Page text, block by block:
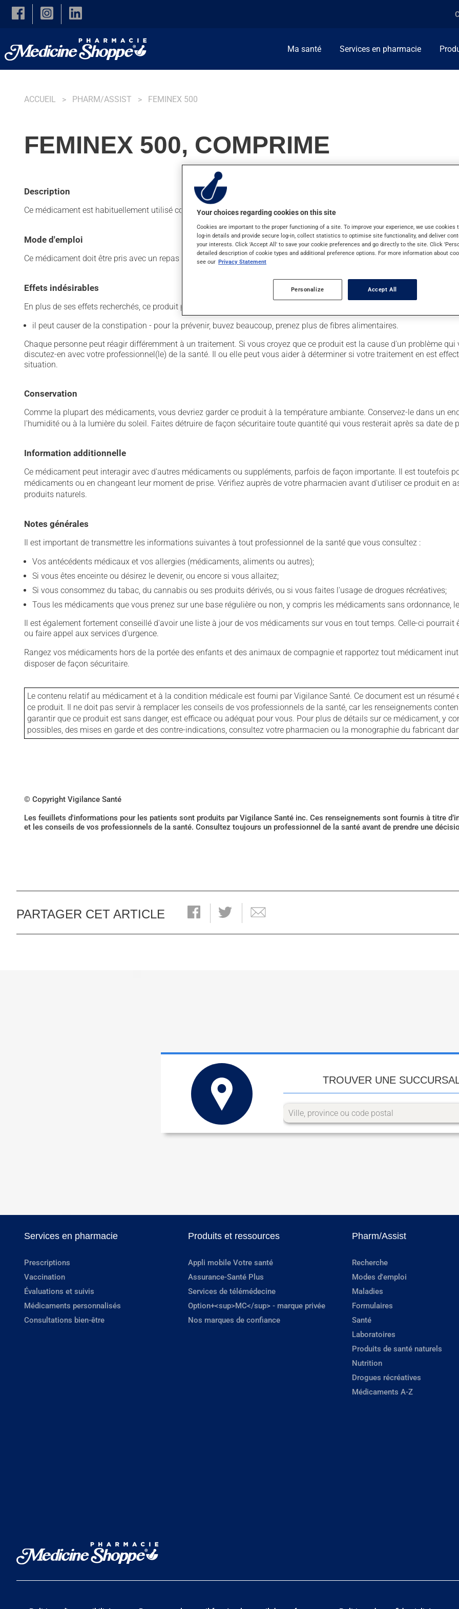
Skip to main content
Ma santé Services en pharmacie
ACCUEIL PHARM/ASSIST FEMINEX 500
FEMINEX 500, COMPRIME
Description
Ce médicament est habituellement utilisé comme supplément de vitamines et minéraux.
Mode d'emploi
Ce médicament doit être pris avec un repas et un grand verre d'eau.
Effets indésirables
En plus de ses effets recherchés, ce produit peut à l'occasion entraîner certains effets indésirables (effets secondaires),
il peut causer de la constipation - pour la prévenir, buvez beaucoup, prenez plus de fibres alimentaires.
Chaque personne peut réagir différemment à un traitement. Si vous croyez que ce produit est la cause d'un problème
discutez-en avec votre professionnel(le) de la santé. Il ou elle peut vous aider à déterminer si votre traitement en est
situation.
Conservation
Comme la plupart des médicaments, vous devriez garder ce produit à la température ambiante. Conservez-le dans un
l'humidité ou à la lumière du soleil. Faites détruire de façon sécuritaire toute quantité qui vous resterait après sa date de
Information additionnelle
Ce médicament peut interagir avec d'autres médicaments ou suppléments, parfois de façon importante. Il est toutefois
médicaments ou en changeant leur moment de prise. Vérifiez auprès de votre pharmacien avant d'utiliser ce produit en
produits naturels.
Notes générales
Il est important de transmettre les informations suivantes à tout professionnel de la santé que vous consultez :
Vos antécédents médicaux et vos allergies (médicaments, aliments ou autres);
Si vous êtes enceinte ou désirez le devenir, ou encore si vous allaitez;
Si vous consommez du tabac, du cannabis ou ses produits dérivés, ou si vous faites l'usage de drogues récréatives;
Tous les médicaments que vous prenez sur une base régulière ou non, y compris les médicaments sans ordonnance,
Il est également fortement conseillé d'avoir une liste à jour de vos médicaments sur vous en tout temps. Celle-ci
ou faire appel aux services d'urgence.
Rangez vos médicaments hors de la portée des enfants et des animaux de compagnie et rapportez tout médicament
disposer de façon sécuritaire.
Le contenu relatif au médicament et à la condition médicale est fourni par Vigilance Santé. Ce document est un
ce produit. Il ne doit pas servir à remplacer les conseils de vos professionnels de la santé, car les renseignements
garantir que ce produit est sans danger, est efficace ou adéquat pour vous. Pour plus de détails sur ce médicament, y
possibles, des mises en garde et des contre-indications, consultez votre pharmacien ou la monographie du fabricant
© Copyright Vigilance Santé
Les feuillets d'informations pour les patients sont produits par Vigilance Santé inc. Ces renseignements sont fournis à titre
et les conseils de vos professionnels de la santé. Consultez toujours un professionnel de la santé avant de prendre une
PARTAGER CET ARTICLE
TROUVER UNE
Services en pharmacie
Prescriptions
Vaccination
Évaluations et suivis
Médicaments personnalisés
Consultations bien-être
Produits et ressources
Appli mobile Votre santé
Assurance-Santé Plus
Services de télémédecine
Option+<sup>MC</sup> - marque privée
Nos marques de confiance
Pharm/Assist
Recherche
Modes d'emploi
Maladies
Formulaires
Santé
Laboratoires
Produits de santé naturels
Nutrition
Drogues récréatives
Médicaments A-Z
Your choices regarding cookies on this site
Cookies are important to the proper functioning of a site. To improve your experience, we use cookies
log-in details and provide secure log-in, collect statistics to optimise site functionality, and deliver
your interests. Click 'Accept All' to save your cookie preferences and go directly to the site. Click
detailed description of cookie types and additional preference options. For more information about
see our Privacy Statement
Personalize Accept All